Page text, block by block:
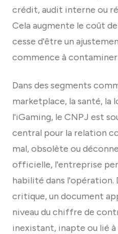
crédit, audit interne ou
Cela augmente le coût
cesse d'être un
commence à
Dans des segments
marketplace, la santé, la
l'iGaming, le CNPJ est
central pour la relation
mal, obsolète ou
officielle, l'entreprise
habilité dans l'opération.
critique, un document
niveau du chiffre de
inexistant, inapte ou lié à